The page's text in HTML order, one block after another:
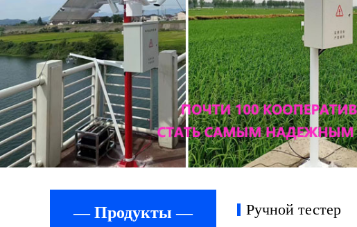
— Продукты — Ручной тестер